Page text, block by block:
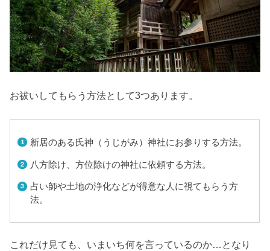
お祓いしてもらう方法として3つあります。
新居のある氏神（うじがみ）神社にお参りする方法。
八方除け、方位除けの神社に依頼する方法。
占い師や土地の浄化などが得意な人に視てもらう方
法。
これだけ見ても、いまいち何を言っているのか…となり